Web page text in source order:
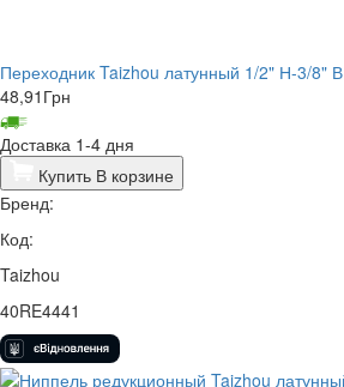
Переходник Taizhou латунный 1/2" Н-3/8" В
48,91 Грн
Доставка 1-4 дня
Купить В корзине
Бренд:
Код:
Taizhou
40RE4441